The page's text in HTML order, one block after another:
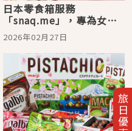
日本零食箱服務
「snaq.me」，專為女兒
節特別推出的賀禮「三色
沙布列餅乾禮盒」
2026年02月27日